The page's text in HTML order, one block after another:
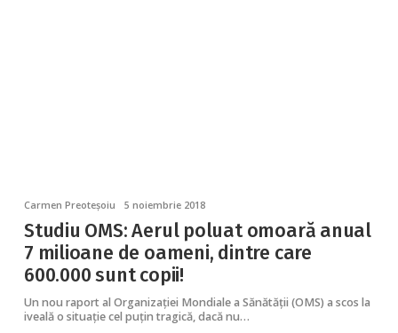
Carmen Preoteșoiu 5 noiembrie 2018
Studiu OMS: Aerul poluat omoară anual
7 milioane de oameni, dintre care
600.000 sunt copii!
Un nou raport al Organizației Mondiale a Sănătății (OMS) a scos la
iveală o situație cel puțin tragică, dacă nu…